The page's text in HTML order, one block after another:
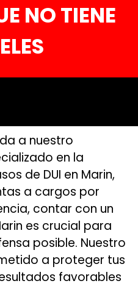
NO TIENE
a nuestro
en la
de DUI en Marin,
a cargos por
contar con un
es crucial para
posible. Nuestro
a proteger tus
favorables